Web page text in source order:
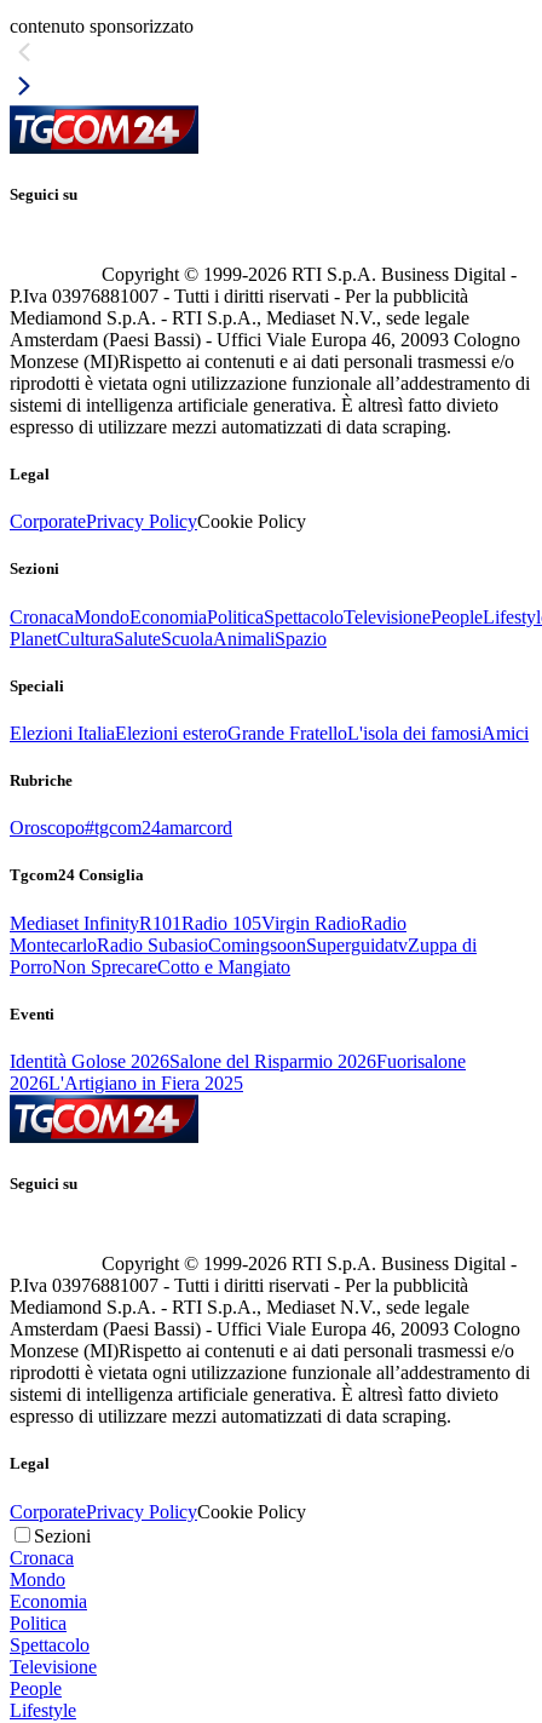
contenuto sponsorizzato
Seguici su
Copyright © 1999-2026 RTI S.p.A. Business Digital -
P.Iva 03976881007 - Tutti i diritti riservati - Per la pubblicità
Mediamond S.p.A. - RTI S.p.A., Mediaset N.V., sede legale
Amsterdam (Paesi Bassi) - Uffici Viale Europa 46, 20093 Cologno
Monzese (MI)Rispetto ai contenuti e ai dati personali trasmessi e/o
riprodotti è vietata ogni utilizzazione funzionale all’addestramento di
sistemi di intelligenza artificiale generativa. È altresì fatto divieto
espresso di utilizzare mezzi automatizzati di data scraping.
Legal
CorporatePrivacy PolicyCookie Policy
Sezioni
CronacaMondoEconomiaPoliticaSpettacoloTelevisionePeople
PlanetCulturaSaluteScuolaAnimaliSpazio
Speciali
Elezioni ItaliaElezioni esteroGrande FratelloL'isola dei famosiAmici
Rubriche
Oroscopo#tgcom24amarcord
Tgcom24 Consiglia
Mediaset InfinityR101Radio 105Virgin RadioRadio
MontecarloRadio SubasioComingsoonSuperguidatvZuppa di
PorroNon SprecareCotto e Mangiato
Eventi
Identità Golose 2026Salone del Risparmio 2026Fuorisalone
2026L'Artigiano in Fiera 2025
Seguici su
Copyright © 1999-2026 RTI S.p.A. Business Digital -
P.Iva 03976881007 - Tutti i diritti riservati - Per la pubblicità
Mediamond S.p.A. - RTI S.p.A., Mediaset N.V., sede legale
Amsterdam (Paesi Bassi) - Uffici Viale Europa 46, 20093 Cologno
Monzese (MI)Rispetto ai contenuti e ai dati personali trasmessi e/o
riprodotti è vietata ogni utilizzazione funzionale all’addestramento di
sistemi di intelligenza artificiale generativa. È altresì fatto divieto
espresso di utilizzare mezzi automatizzati di data scraping.
Legal
CorporatePrivacy PolicyCookie Policy
Sezioni
Cronaca
Mondo
Economia
Politica
Spettacolo
Televisione
People
Lifestyle